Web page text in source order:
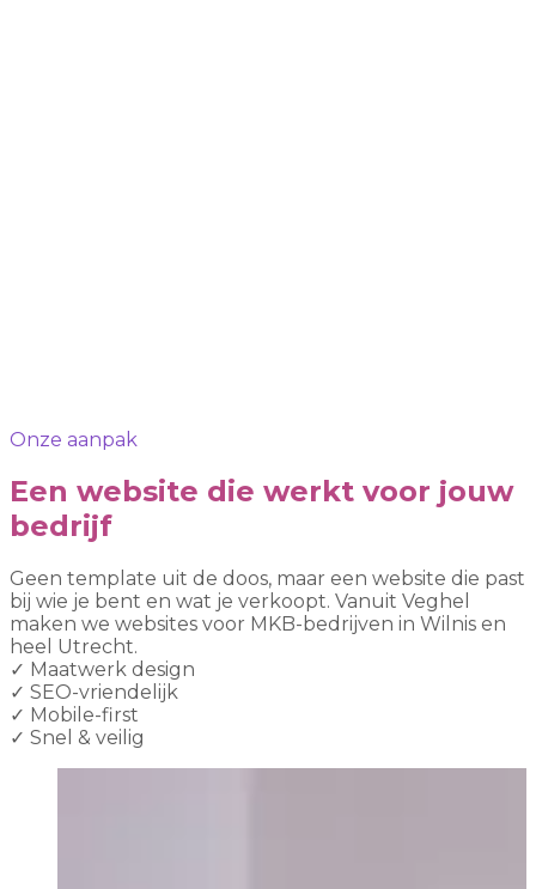
Onze aanpak
Een website die werkt voor jouw
bedrijf
Geen template uit de doos, maar een website die past
bij wie je bent en wat je verkoopt. Vanuit Veghel
maken we websites voor MKB-bedrijven in Wilnis en
heel Utrecht.
✓ Maatwerk design
✓ SEO-vriendelijk
✓ Mobile-first
✓ Snel & veilig